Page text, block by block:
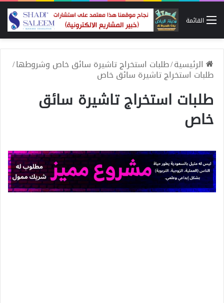
القائمة
الرئيسية/طلبات استخراج تاشيرة سائق خاص وشروطها/
طلبات استخراج تاشيرة سائق خاص
طلبات استخراج تاشيرة سائق
خاص